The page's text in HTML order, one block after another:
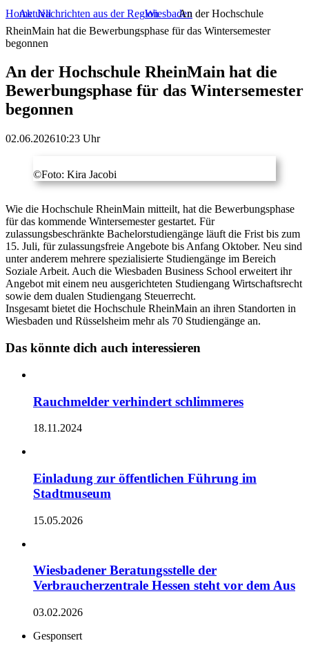
HomeAktuellNachrichten aus der RegionWiesbadenAn der Hochschule
RheinMain hat die Bewerbungsphase für das Wintersemester
begonnen
An der Hochschule RheinMain hat die
Bewerbungsphase für das Wintersemester
begonnen
02.06.202610:23 Uhr
©Foto: Kira Jacobi
Wie die Hochschule RheinMain mitteilt, hat die Bewerbungsphase
für das kommende Wintersemester gestartet. Für
zulassungsbeschränkte Bachelorstudiengänge läuft die Frist bis zum
15. Juli, für zulassungsfreie Angebote bis Anfang Oktober. Neu sind
unter anderem mehrere spezialisierte Studiengänge im Bereich
Soziale Arbeit. Auch die Wiesbaden Business School erweitert ihr
Angebot mit einem neu ausgerichteten Studiengang Wirtschaftsrecht
sowie dem dualen Studiengang Steuerrecht.
Insgesamt bietet die Hochschule RheinMain an ihren Standorten in
Wiesbaden und Rüsselsheim mehr als 70 Studiengänge an.
Das könnte dich auch interessieren
Rauchmelder verhindert schlimmeres
18.11.2024
Einladung zur öffentlichen Führung im
Stadtmuseum
15.05.2026
Wiesbadener Beratungsstelle der
Verbraucherzentrale Hessen steht vor dem Aus
03.02.2026
Gesponsert